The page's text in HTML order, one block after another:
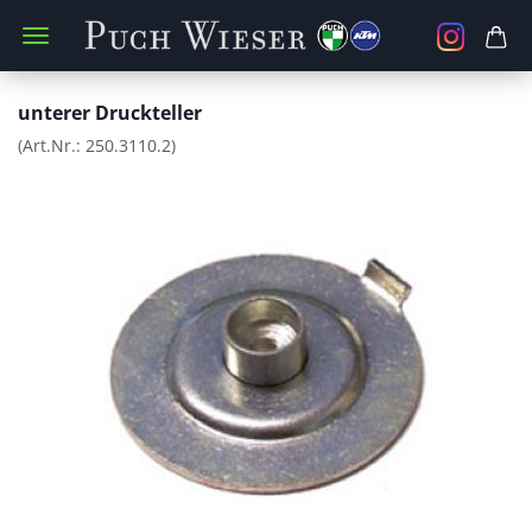
unterer Druckteller
(Art.Nr.: 250.3110.2)